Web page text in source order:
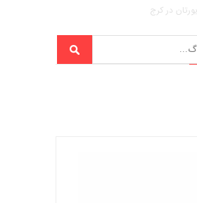
در کرج